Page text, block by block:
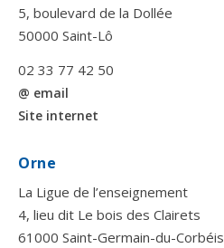
5, boulevard de la Dollée
50000 Saint-Lô
02 33 77 42 50
@ email
Site internet
Orne
La Ligue de l’enseignement
4, lieu dit Le bois des Clairets
61000 Saint-Germain-du-Corbéis